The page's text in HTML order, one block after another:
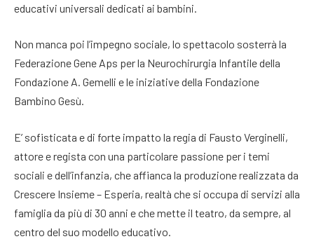
educativi universali dedicati ai bambini.
Non manca poi l’impegno sociale, lo spettacolo sosterrà la
Federazione Gene Aps per la Neurochirurgia Infantile della
Fondazione A. Gemelli e le iniziative della Fondazione
Bambino Gesù.
E’ sofisticata e di forte impatto la regia di Fausto Verginelli,
attore e regista con una particolare passione per i temi
sociali e dell’infanzia, che affianca la produzione realizzata da
Crescere Insieme – Esperia, realtà che si occupa di servizi alla
famiglia da più di 30 anni e che mette il teatro, da sempre, al
centro del suo modello educativo.